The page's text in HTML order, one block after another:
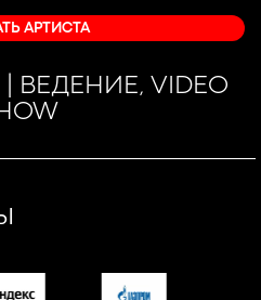
АРТИСТА
VIDEO